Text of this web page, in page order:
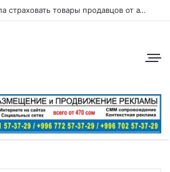
Wildberries начала страховать товары продавцов от атак беспилотников